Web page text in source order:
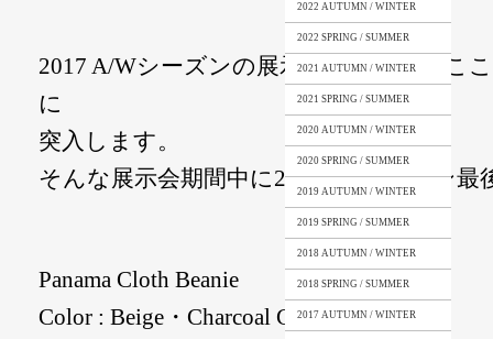
2022 AUTUMN / WINTER
2022 SPRING / SUMMER
2021 AUTUMN / WINTER
2021 SPRING / SUMMER
2020 AUTUMN / WINTER
2020 SPRING / SUMMER
2019 AUTUMN / WINTER
2019 SPRING / SUMMER
2018 AUTUMN / WINTER
2018 SPRING / SUMMER
2017 AUTUMN / WINTER
2017 A/Wシーズンの展示会も終わり、こ
に
突入します。
そんな展示会期間中に2017 S/Sシーズン
Panama Cloth Beanie
Color : Beige・Charcoal Gray